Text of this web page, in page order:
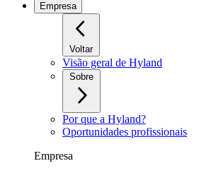
Empresa
Voltar
Visão geral de Hyland
Sobre
Por que a Hyland?
Oportunidades profissionais
Empresa